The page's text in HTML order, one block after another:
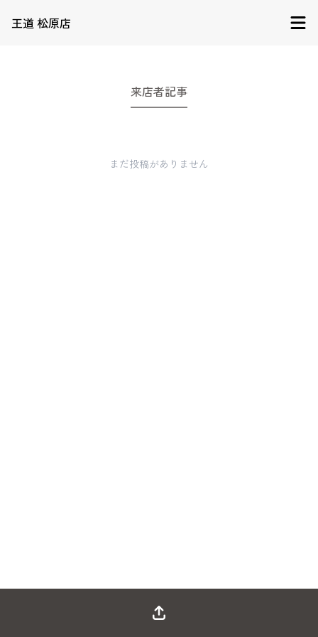
王道 松原店
来店者記事
まだ投稿がありません